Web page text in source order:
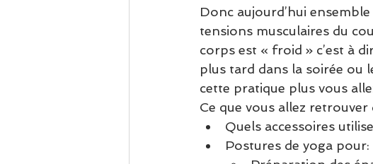
Donc aujourd’hui
tensions musculaires du
corps est « froid » c’est à
plus tard dans la soirée ou
cette pratique plus vous
Ce que vous allez retrouver
Quels accessoires
Postures de yoga pour: